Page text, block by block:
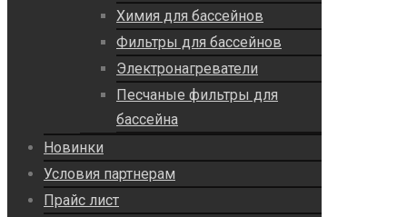
Химия для бассейнов
Фильтры для бассейнов
Электронагреватели
Песчаные фильтры для
бассейна
Новинки
Условия партнерам
Прайс лист